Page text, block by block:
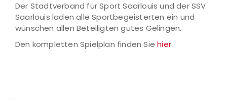
Der Stadtverband für Sport Saarlouis und der SSV
Saarlouis laden alle Sportbegeisterten ein und
wünschen allen Beteiligten gutes Gelingen.
Den kompletten Spielplan finden Siehier.